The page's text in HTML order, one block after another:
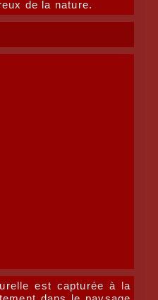
de la nature.
est capturée à la